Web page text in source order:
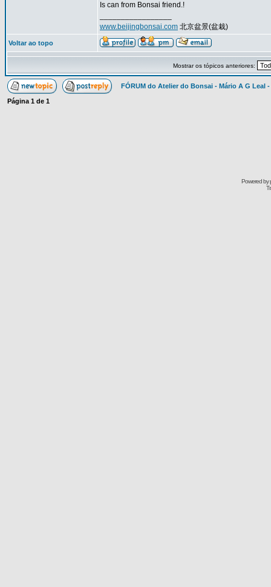
Is can from Bonsai friend.!
www.beijingbonsai.com 北京盆景(盆栽)
Voltar ao topo
Mostrar os tópicos anteriores:
FÓRUM do Atelier do Bonsai - Mário A G Leal
Página 1 de 1
Powered by